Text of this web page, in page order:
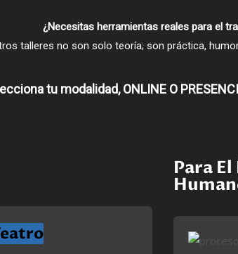
¿Necesitas herramientas reales para el
talleres no son solo teoría; son práctica,
tu modalidad, ONLINE O
Para